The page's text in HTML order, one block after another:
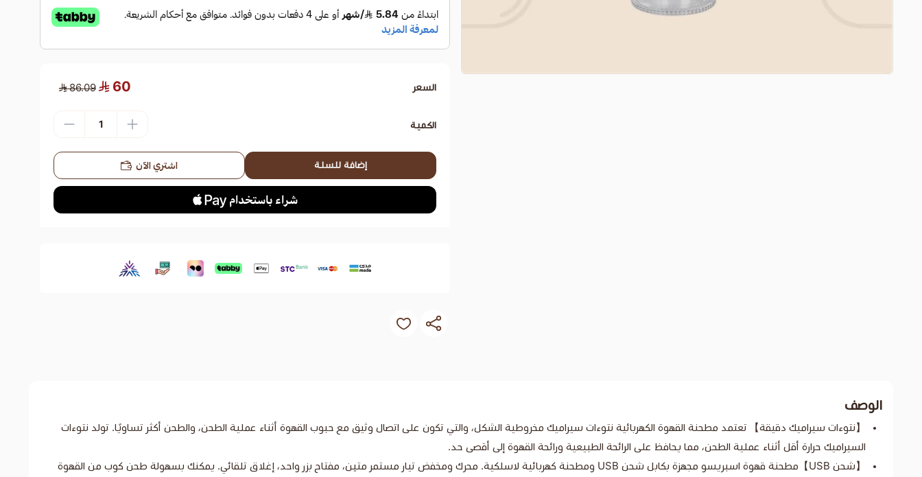
السعر 60
86.09
الكمية
إضافة للسلة اشتري الآن
الوصف
【نتوءات سيراميك دقيقة】 تعتمد مطحنة القهوة الكهربائية نتوءات سيراميك مخروطية الشكل، والتي تكون على اتصال وثيق مع حبوب القهوة أثناء عملية الطحن، والطحن أكثر تساويًا. تولد نتوءات
السيراميك حرارة أقل أثناء عملية الطحن، مما يحافظ على الرائحة الطبيعية ورائحة القهوة إلى أقصى حد.
【شحن USB】مطحنة قهوة اسبريسو مجهزة بكابل شحن USB ومطحنة كهربائية لاسلكية. محرك ومخفض تيار مستمر متين، مفتاح بزر واحد، إغلاق تلقائي. يمكنك بسهولة طحن كوب من القهوة